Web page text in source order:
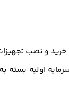
خرید و نصب
اولیه بسته